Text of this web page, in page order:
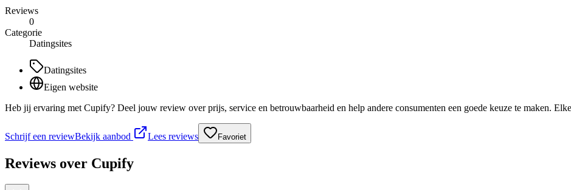
Reviews
0
Categorie
Datingsites
Datingsites
Eigen website
Heb jij ervaring met Cupify? Deel jouw review over prijs, service en betrouwbaarheid en help andere consumenten een goede keuze te maken.
Schrijf een reviewBekijk aanbod Lees reviews Favoriet
Reviews over Cupify